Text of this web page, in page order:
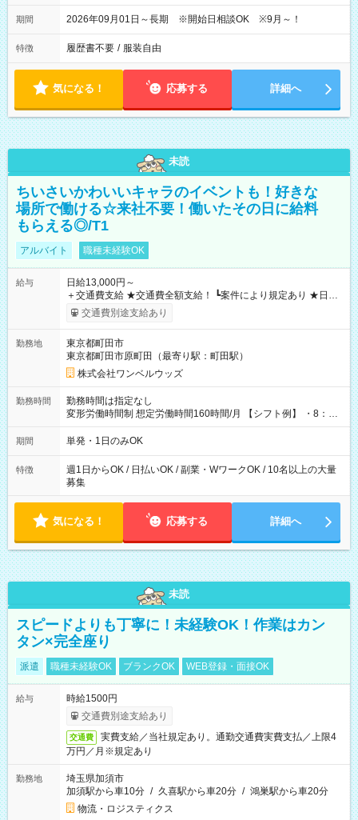
期間 2026年09月01日～長期 ※開始日相談OK ※9月～！
特徴 履歴書不要 / 服装自由
気になる！ 応募する 詳細へ
未読
ちいさいかわいいキャラのイベントも！好きな
場所で働ける☆来社不要！働いたその日に給料
もらえる◎/T1
アルバイト 職種未経験OK
給与
日給13,000円～
＋交通費支給 ★交通費全額支給！ ┗案件により規定あり ★日払
いOK！（規定あり） ┗働いたその日に現金GET♪ お仕事後はコ
ンビニATMから 日払い分を引き落とせます！ 【試用期間】試
交通費別途支給あり
勤務地
東京都町田市
東京都町田市原町田（最寄り駅：町田駅）
株式会社ワンベルウッズ
勤務時間
勤務時間は指定なし
変形労働時間制 想定労働時間160時間/月 【シフト例】 ・8：00
～21：00
期間 単発・1日のみOK
特徴
週1日からOK / 日払いOK / 副業・WワークOK / 10名以上の大量
募集
気になる！ 応募する 詳細へ
未読
スピードよりも丁寧に！未経験OK！作業はカン
タン×完全座り
派遣 職種未経験OK ブランクOK WEB登録・面接OK
給与
時給1500円
交通費別途支給あり
交通費
実費支給／当社規定あり。通勤交通費実費支払／上限4
万円／月※規定あり
勤務地
埼玉県加須市
加須駅から車10分 / 久喜駅から車20分 / 鴻巣駅から車20分
物流・ロジスティクス